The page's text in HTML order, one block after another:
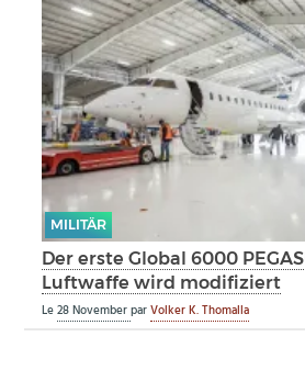
MILITÄR
Der erste Global 6000
Luftwaffe wird modifiziert
Le28 NovemberparVolker K. Thomalla